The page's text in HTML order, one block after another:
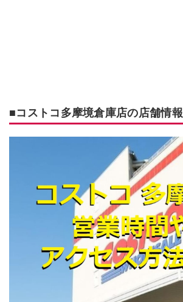
■コストコ多摩境倉庫店の店舗情報